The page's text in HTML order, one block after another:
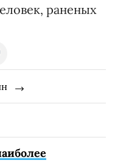
раненых